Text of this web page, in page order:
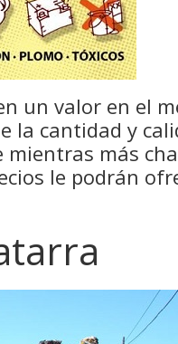
un valor en el
la cantidad y
mientras más
le podrán